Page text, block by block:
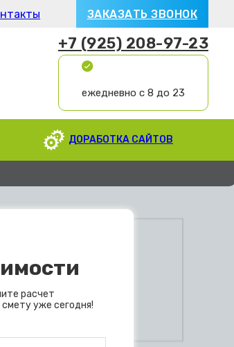
ЗАКАЗАТЬ ЗВОНОК
+7 (925) 208-97-23
ежедневно с 8 до 23
ДОРАБОТКА САЙТОВ
расчет
уже сегодня!